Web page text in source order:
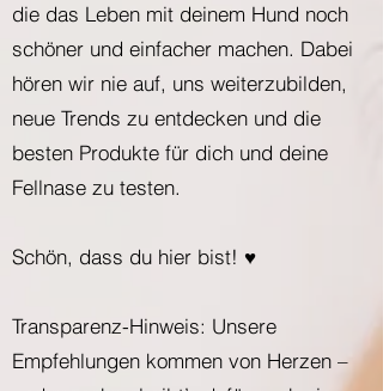
die das Leben mit deinem Hund noch
schöner und einfacher machen. Dabei
hören wir nie auf, uns weiterzubilden,
neue Trends zu entdecken und die
besten Produkte für dich und deine
Fellnase zu testen.
Schön, dass du hier bist! ♥
​Transparenz-Hinweis: Unsere
Empfehlungen kommen von Herzen –